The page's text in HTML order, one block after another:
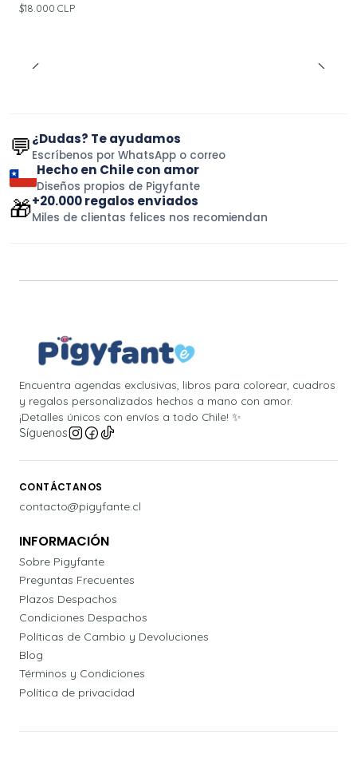
$18.000 CLP
💬¿Dudas? Te ayudamos
Escríbenos por WhatsApp o correo
Hecho en Chile con amor
Diseños propios de Pigyfante
🎁+20.000 regalos enviados
Miles de clientas felices nos recomiendan
Encuentra agendas exclusivas, libros para colorear, cuadros
y regalos personalizados hechos a mano con amor.
¡Detalles únicos con envíos a todo Chile! ✨
Síguenos
CONTÁCTANOS
contacto@pigyfante.cl
INFORMACIÓN
Sobre Pigyfante
Preguntas Frecuentes
Plazos Despachos
Condiciones Despachos
Políticas de Cambio y Devoluciones
Blog
Términos y Condiciones
Política de privacidad